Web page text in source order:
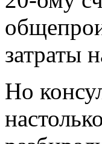
затраты
Но